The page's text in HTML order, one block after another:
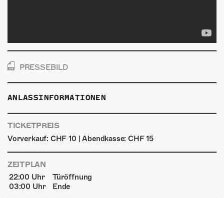
PRESSEBILD
ANLASSINFORMATIONEN
TICKETPREIS
Vorverkauf: CHF 10 | Abendkasse: CHF 15
ZEITPLAN
22:00 Uhr
Türöffnung
03:00 Uhr
Ende